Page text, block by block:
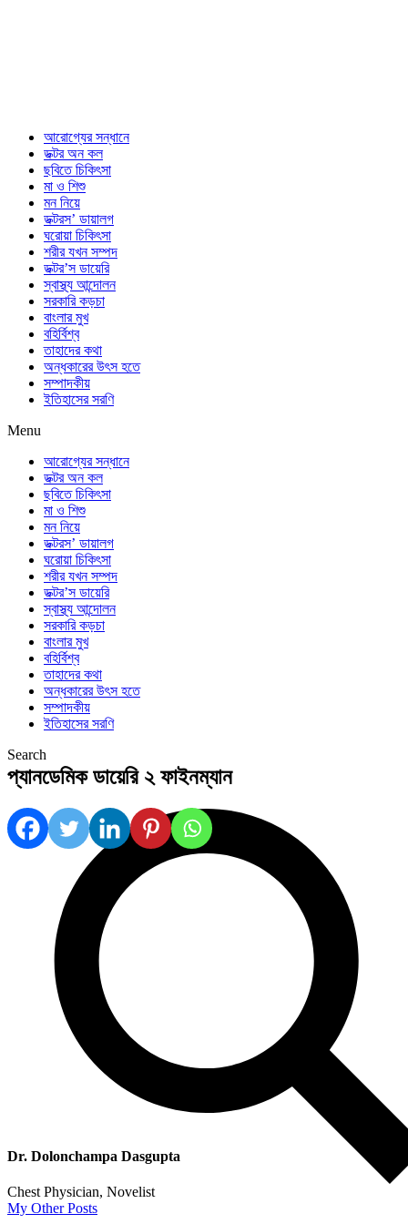
আরোগ্যের সন্ধানে
ডক্টর অন কল
ছবিতে চিকিৎসা
মা ও শিশু
মন নিয়ে
ডক্টরস’ ডায়ালগ
ঘরোয়া চিকিৎসা
শরীর যখন সম্পদ
ডক্টর’স ডায়েরি
স্বাস্থ্য আন্দোলন
সরকারি কড়চা
বাংলার মুখ
বহির্বিশ্ব
তাহাদের কথা
অন্ধকারের উৎস হতে
সম্পাদকীয়
ইতিহাসের সরণি
Menu
আরোগ্যের সন্ধানে
ডক্টর অন কল
ছবিতে চিকিৎসা
মা ও শিশু
মন নিয়ে
ডক্টরস’ ডায়ালগ
ঘরোয়া চিকিৎসা
শরীর যখন সম্পদ
ডক্টর’স ডায়েরি
স্বাস্থ্য আন্দোলন
সরকারি কড়চা
বাংলার মুখ
বহির্বিশ্ব
তাহাদের কথা
অন্ধকারের উৎস হতে
সম্পাদকীয়
ইতিহাসের সরণি
Search
প্যানডেমিক ডায়েরি ২ ফাইনম্যান
Dr. Dolonchampa Dasgupta
Chest Physician, Novelist
My Other Posts